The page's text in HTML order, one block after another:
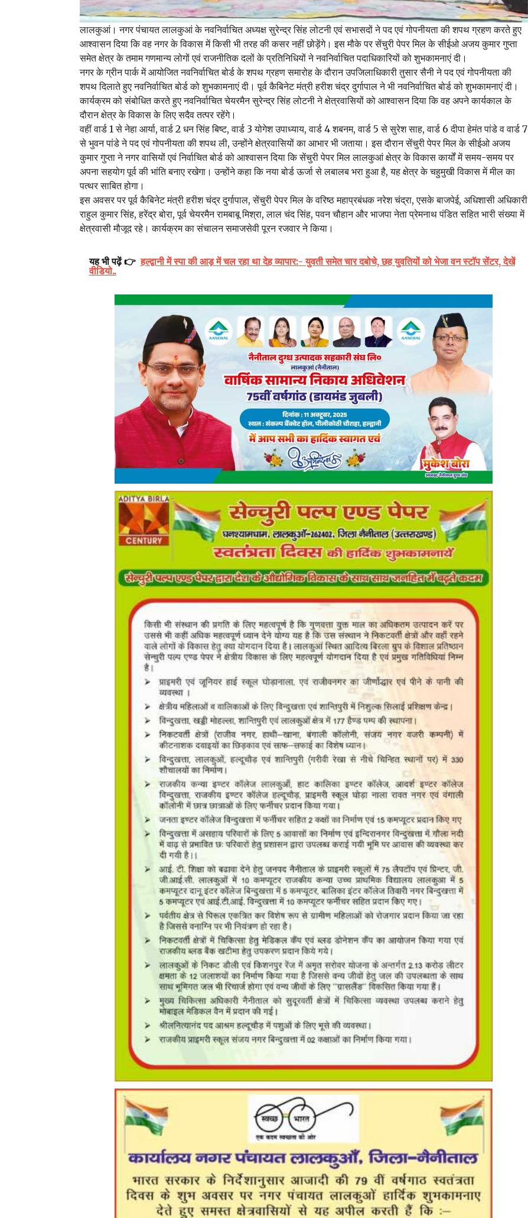
लालकुआं। नगर पंचायत लालकुआं के नवनिर्वाचित अध्यक्ष सुरेन्द्र सिंह लोटनी एवं सभासदों ने पद एवं गोपनीयता की शपथ ग्रहण करते हुए
आश्वासन दिया कि वह नगर के विकास में किसी भी तरह की कसर नहीं छोड़ेंगे। इस मौके पर सेंचुरी पेपर मिल के सीईओ अजय कुमार गुप्ता
समेत क्षेत्र के तमाम गणमान्य लोगों एवं राजनीतिक दलों के प्रतिनिधियों ने नवनिर्वाचित पदाधिकारियों को शुभकामनाएं दी।
नगर के ग्रीन पार्क में आयोजित नवनिर्वाचित बोर्ड के शपथ ग्रहण समारोह के दौरान उपजिलाधिकारी तुसार सैनी ने पद एवं गोपनीयता की
शपथ दिलाते हुए नवनिर्वाचित बोर्ड को शुभकामनाएं दी। पूर्व कैबिनेट मंत्री हरीश चंद्र दुर्गापाल ने भी नवनिर्वाचित बोर्ड को शुभकामनाएं दी।
कार्यक्रम को संबोधित करते हुए नवनिर्वाचित चेयरमैन सुरेन्द्र सिंह लोटनी ने क्षेत्रवासियों को आश्वासन दिया कि वह अपने कार्यकाल के
दौरान क्षेत्र के विकास के लिए सदैव तत्पर रहेंगे।
वहीं वार्ड 1 से नेहा आर्या, वार्ड 2 धन सिंह बिष्ट, वार्ड 3 योगेश उपाध्याय, वार्ड 4 शबनम, वार्ड 5 से सुरेश साह, वार्ड 6 दीपा हेमंत पांडे व वार्ड 7
से भुवन पांडे ने पद एवं गोपनीयता की शपथ ली, उन्होंने क्षेत्रवासियों का आभार भी जताया। इस दौरान सेंचुरी पेपर मिल के सीईओ अजय
कुमार गुप्ता ने नगर वासियों एवं निर्वाचित बोर्ड को आश्वासन दिया कि सेंचुरी पेपर मिल लालकुआं क्षेत्र के विकास कार्यों में समय-समय पर
अपना सहयोग पूर्व की भांति बनाए रखेगा। उन्होंने कहा कि नया बोर्ड ऊर्जा से लबालब भरा हुआ है, यह क्षेत्र के चहुमुखी विकास में मील का
पत्थर साबित होगा।
इस अवसर पर पूर्व कैबिनेट मंत्री हरीश चंद्र दुर्गापाल, सेंचुरी पेपर मिल के वरिष्ठ महाप्रबंधक नरेश चंद्रा, एसके बाजपेई, अधिशासी अधिकारी
राहुल कुमार सिंह, हरेंद्र बोरा, पूर्व चेयरमैन रामबाबू मिश्रा, लाल चंद सिंह, पवन चौहान और भाजपा नेता प्रेमनाथ पंडित सहित भारी संख्या में
क्षेत्रवासी मौजूद रहे। कार्यक्रम का संचालन समाजसेवी पूरन रजवार ने किया।
यह भी पढ़ें 👉 हल्द्वानी में स्पा की आड़ में चल रहा था देह व्यापार:- युवती समेत चार दबोचे, छह युवतियों को भेजा वन स्टॉप सेंटर, देखें
वीडियो..